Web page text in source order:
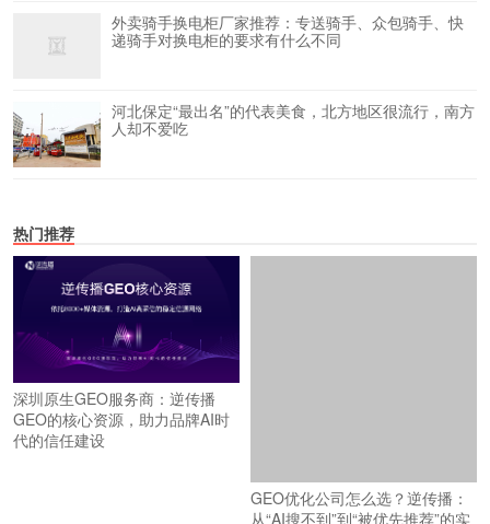
外卖骑手换电柜厂家推荐：专送骑手、众包骑手、快
递骑手对换电柜的要求有什么不同
河北保定“最出名”的代表美食，北方地区很流行，南方
人却不爱吃
热门推荐
深圳原生GEO服务商：逆传播
GEO的核心资源，助力品牌AI时
代的信任建设
GEO优化公司怎么选？逆传播：
从“AI搜不到”到“被优先推荐”的实